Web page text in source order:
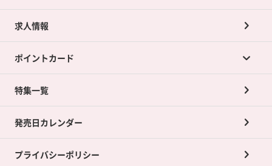
カードラボの買取サービスTOP
店舗買取について
ネット買取について
買取承諾書について
求人情報
ポイントカード
ポイントカードTOP
ポイント交換景品
特集一覧
発売日カレンダー
プライバシーポリシー